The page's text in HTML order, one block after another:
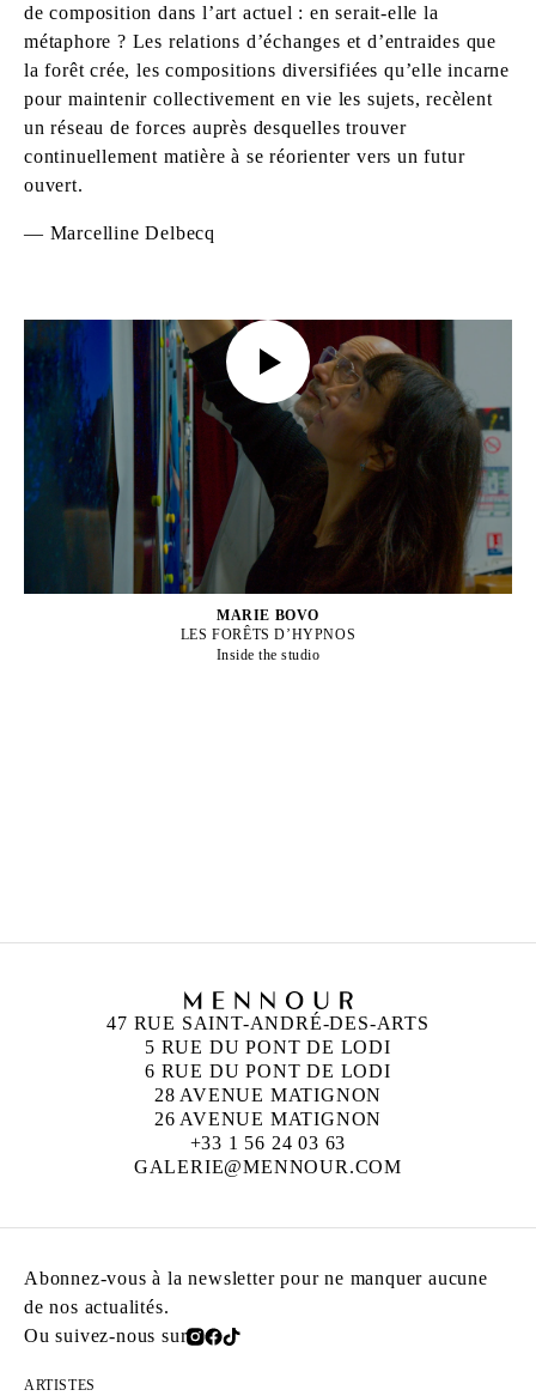
de composition dans l’art actuel : en serait-elle la
métaphore ? Les relations d’échanges et d’entraides que
la forêt crée, les compositions diversifiées qu’elle incarne
pour maintenir collectivement en vie les sujets, recèlent
un réseau de forces auprès desquelles trouver
continuellement matière à se réorienter vers un futur
ouvert.
— Marcelline Delbecq
MARIE BOVO
LES FORÊTS D’HYPNOS
Inside the studio
47 RUE SAINT-ANDRÉ-DES-ARTS
5 RUE DU PONT DE LODI
6 RUE DU PONT DE LODI
28 AVENUE MATIGNON
26 AVENUE MATIGNON
+33 1 56 24 03 63
GALERIE@MENNOUR.COM
Abonnez-vous à la newsletter pour ne manquer aucune
de nos actualités.
Ou suivez-nous sur
ARTISTES